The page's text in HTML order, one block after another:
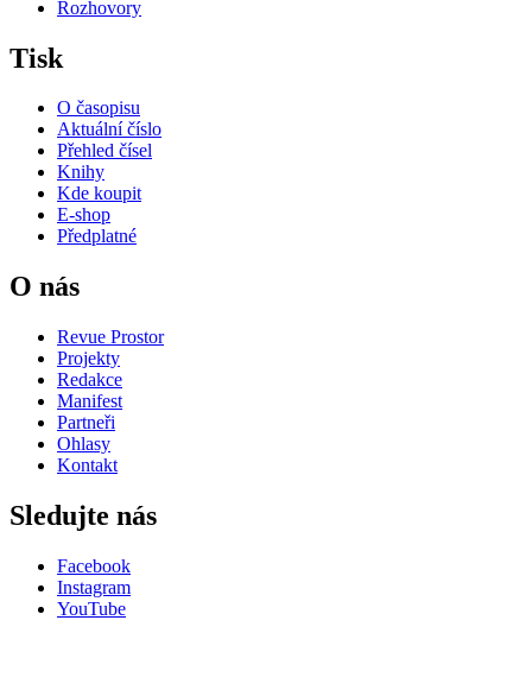
Rozhovory
Tisk
O časopisu
Aktuální číslo
Přehled čísel
Knihy
Kde koupit
E-shop
Předplatné
O nás
Revue Prostor
Projekty
Redakce
Manifest
Partneři
Ohlasy
Kontakt
Sledujte nás
Facebook
Instagram
YouTube